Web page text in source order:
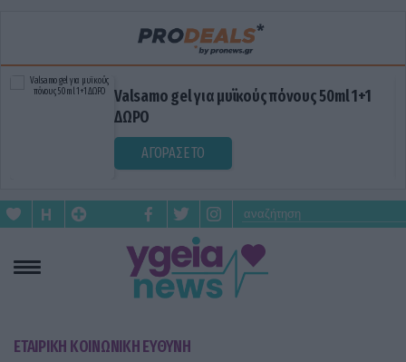
Valsamo gel για μυϊκούς πόνους 50ml 1+1
ΔΩΡΟ
ΑΓΟΡΑΣΕ ΤΟ
ΕΤΑΙΡΙΚΗ ΚΟΙΝΩΝΙΚΗ ΕΥΘΥΝΗ